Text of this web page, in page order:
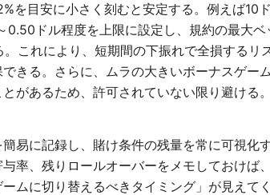
を目安に小さく刻むと安定する。例えば10
ドル程度を上限に設定し、規約の最大ベ
これにより、短期間の下振れで全損するリ
きる。さらに、ムラの大きいボーナスゲー
があるため、許可されていない限り避ける。
易に記録し、賭け条件の残量を常に可視化
率、残りロールオーバーをメモしておけば
ムに切り替えるべきタイミング」が見えて